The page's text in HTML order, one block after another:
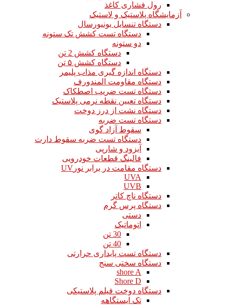
رول فشاری کاغذ
آزمایشگاه پلاستیک و لاستیک
دستگاه تنسایل یونیورسال
دستگاه تست کشش تک ستونه
دو ستونه
دستگاه کشش 2 تن
دستگاه کشش ۵ تن
دستگاه اندازه گیری مذاب پلیمر
دستگاه مقاومت المندورف
دستگاه تست ضریب اصطکاک
دستگاه تعیین نقطه نرمی پلاستیک
دستگاه نشت از درز دوخت
دستگاه تست ضربه
سقوط آزاد گوی
دستگاه تست ضربه سقوط دارت
آیزود و شارپی
فالینگ قطعات خودرویی
دستگاه مقامت در برابر نورUV
UVA
UVB
دستگاه ناچ کاتر
دستگاه پرس گرم
دستی
اتوماتیک
30 تن
40 تن
دستگاه تست پایداری حرارتی
دستگاه سختی سنج
shore A
Shore D
دستگاه دوخت فیلم پلاستیکی
تک ایستگاهه